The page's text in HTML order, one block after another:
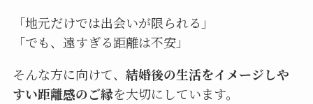
「地元だけでは出会いが限られる」
「でも、遠すぎる距離は不安」
そんな方に向けて、 結婚後の生活をイメージしや
すい距離感のご縁を大切にしています。